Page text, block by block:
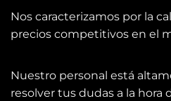
Nos caracterizamos por la
precios competitivos en el
Nuestro personal está
resolver tus dudas a la